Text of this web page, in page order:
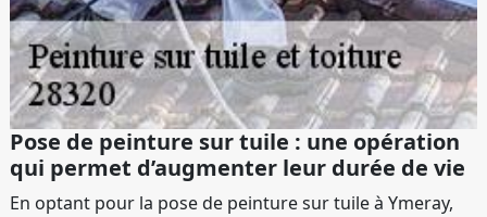
Pose de peinture sur tuile : une opération
qui permet d’augmenter leur durée de vie
En optant pour la pose de peinture sur tuile à Ymeray,